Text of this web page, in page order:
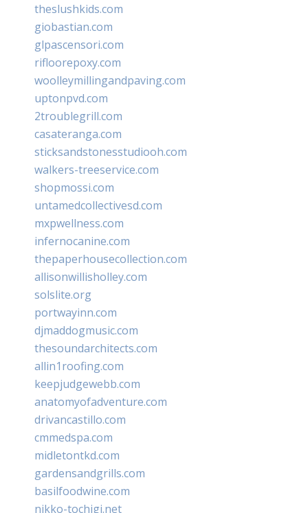
theslushkids.com
giobastian.com
glpascensori.com
rifloorepoxy.com
woolleymillingandpaving.com
uptonpvd.com
2troublegrill.com
casateranga.com
sticksandstonesstudiooh.com
walkers-treeservice.com
shopmossi.com
untamedcollectivesd.com
mxpwellness.com
infernocanine.com
thepaperhousecollection.com
allisonwillisholley.com
solslite.org
portwayinn.com
djmaddogmusic.com
thesoundarchitects.com
allin1roofing.com
keepjudgewebb.com
anatomyofadventure.com
drivancastillo.com
cmmedspa.com
midletontkd.com
gardensandgrills.com
basilfoodwine.com
nikko-tochigi.net